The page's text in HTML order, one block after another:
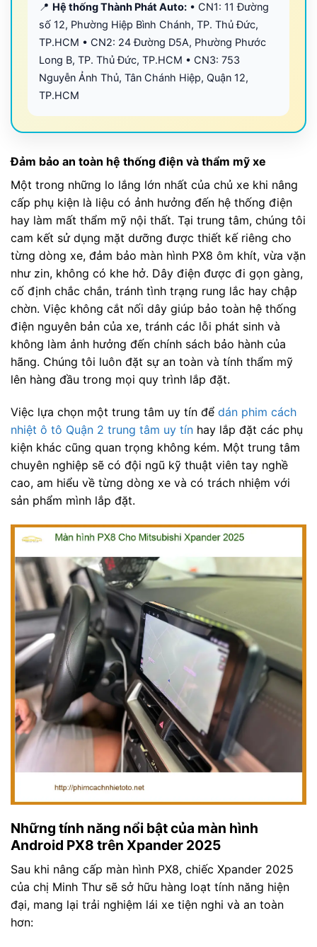
📍 Hệ thống Thành Phát Auto: • CN1: 11 Đường
số 12, Phường Hiệp Bình Chánh, TP. Thủ Đức,
TP.HCM • CN2: 24 Đường D5A, Phường Phước
Long B, TP. Thủ Đức, TP.HCM • CN3: 753
Nguyễn Ảnh Thủ, Tân Chánh Hiệp, Quận 12,
TP.HCM
Đảm bảo an toàn hệ thống điện và thẩm mỹ xe
Một trong những lo lắng lớn nhất của chủ xe khi nâng
cấp phụ kiện là liệu có ảnh hưởng đến hệ thống điện
hay làm mất thẩm mỹ nội thất. Tại trung tâm, chúng tôi
cam kết sử dụng mặt dưỡng được thiết kế riêng cho
từng dòng xe, đảm bảo màn hình PX8 ôm khít, vừa vặn
như zin, không có khe hở. Dây điện được đi gọn gàng,
cố định chắc chắn, tránh tình trạng rung lắc hay chập
chờn. Việc không cắt nối dây giúp bảo toàn hệ thống
điện nguyên bản của xe, tránh các lỗi phát sinh và
không làm ảnh hưởng đến chính sách bảo hành của
hãng. Chúng tôi luôn đặt sự an toàn và tính thẩm mỹ
lên hàng đầu trong mọi quy trình lắp đặt.
Việc lựa chọn một trung tâm uy tín để dán phim cách
nhiệt ô tô Quận 2 trung tâm uy tín hay lắp đặt các phụ
kiện khác cũng quan trọng không kém. Một trung tâm
chuyên nghiệp sẽ có đội ngũ kỹ thuật viên tay nghề
cao, am hiểu về từng dòng xe và có trách nhiệm với
sản phẩm mình lắp đặt.
Những tính năng nổi bật của màn hình
Android PX8 trên Xpander 2025
Sau khi nâng cấp màn hình PX8, chiếc Xpander 2025
của chị Minh Thư sẽ sở hữu hàng loạt tính năng hiện
đại, mang lại trải nghiệm lái xe tiện nghi và an toàn
hơn: